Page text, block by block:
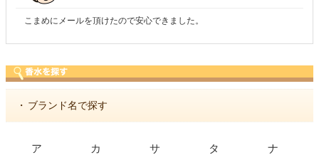
商品が早く届いたのでよかったです。また利用さ
・ ブランド名で探す
ア カ サ タ ナ